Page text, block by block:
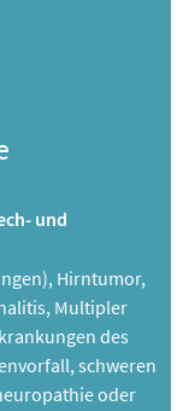
und
Hirntumor,
Multipler
des
schweren
oder